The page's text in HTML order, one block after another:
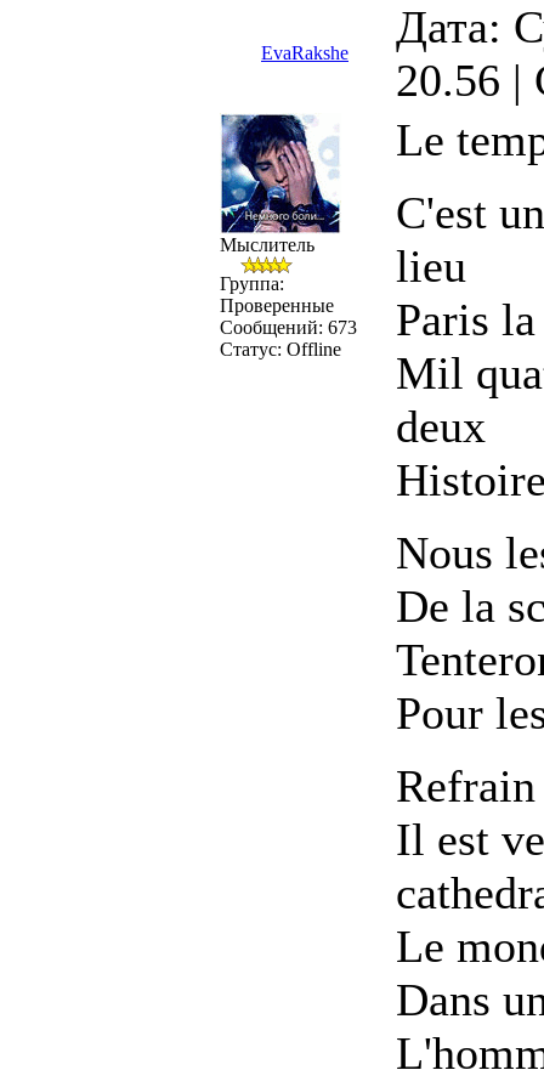
EvaRakshe
Дата:
20.56
Мыслитель
Группа:
Проверенные
Сообщений: 673
Статус: Offline
Le
C'est
lieu
Paris
Mil
deux
Nous
De la
Pour
Il est
Le
Dans